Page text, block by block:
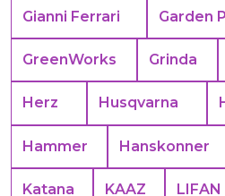
Gianni Ferrari Garden
GreenWorks Grinda
Herz Husqvarna
Hammer Hanskonner
Katana KAAZ LIFAN